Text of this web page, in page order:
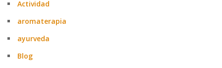
Actividad
aromaterapia
ayurveda
Blog